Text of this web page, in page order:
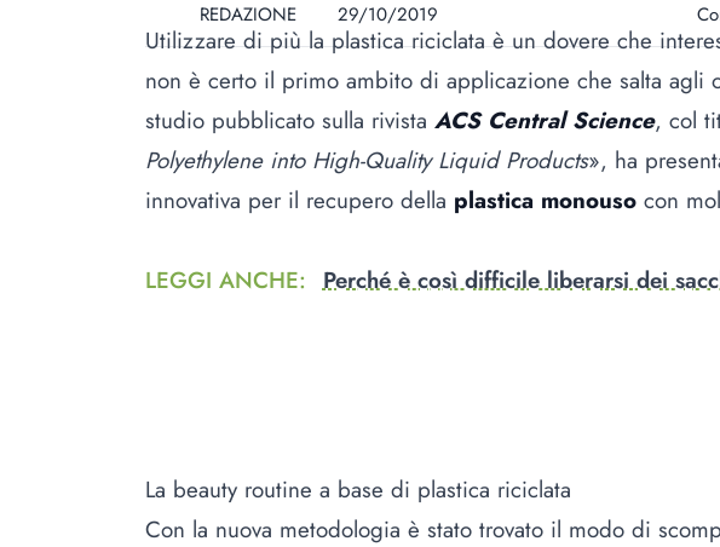
REDAZIONE 29/10/2019
Utilizzare di più laplasticariciclata è un dovere che
non è certo il primo ambito di applicazione che salta agli
studio pubblicato sulla rivista ACS Central Science, col
Polyethylene into High-Quality Liquid Products», ha
innovativa per il recupero della plastica monouso con
LEGGI ANCHE: Perché è così difficile liberarsi dei
La beauty routine a base di plastica riciclata
Con la nuova metodologia è stato trovato il modo di